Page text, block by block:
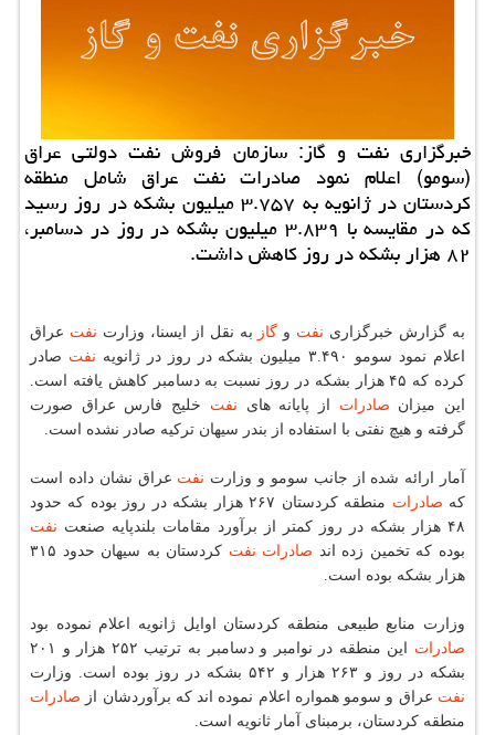
خبرگزاری نفت و گاز: سازمان فروش نفت دولتی عراق
(سومو) اعلام نمود صادرات نفت عراق شامل منطقه
كردستان در ژانویه به ۳.۷۵۷ میلیون بشكه در روز رسید
كه در مقایسه با ۳.۸۳۹ میلیون بشكه در روز در دسامبر،
۸۲ هزار بشكه در روز كاهش داشت.
به گزارش خبرگزاری نفت و گاز به نقل از ایسنا، وزارت نفت عراق
اعلام نمود سومو ۳.۴۹۰ میلیون بشكه در روز در ژانویه
نفت صادر
كرده كه ۴۵ هزار بشكه در روز نسبت به دسامبر كاهش یافته است.
این میزان صادرات از پایانه های نفت خلیج فارس عراق صورت
گرفته و هیچ نفتی با استفاده از بندر سیهان تركیه صادر نشده است.
آمار ارائه شده از جانب سومو و وزارت نفت عراق نشان داده است
كه صادرات
منطقه كردستان ۲۶۷ هزار بشكه در روز بوده كه حدود
۴۸ هزار بشكه در روز كمتر از برآورد مقامات بلندپایه صنعت
نفت
بوده كه تخمین زده اند صادرات نفت
كردستان به سیهان حدود ۳۱۵
هزار بشكه بوده است.
وزارت منابع طبیعی منطقه كردستان اوایل ژانویه اعلام نموده بود
صادرات
این منطقه در نوامبر و دسامبر به ترتیب ۲۵۲ هزار و ۲۰۱
بشكه در روز و ۲۶۳ هزار و ۵۴۲ بشكه در روز بوده است. وزارت
نفت عراق و سومو همواره اعلام نموده اند كه برآوردشان از صادرات
منطقه كردستان، برمبنای آمار ثانویه است.